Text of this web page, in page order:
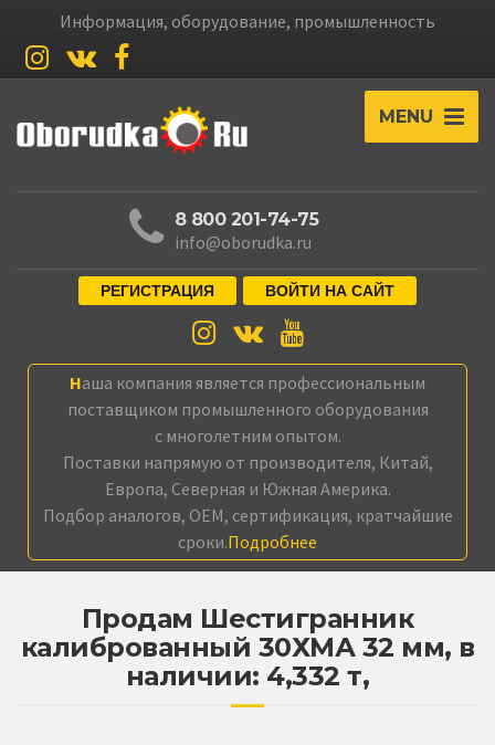
Информация, оборудование, промышленность
MENU
8 800 201-74-75
info@oborudka.ru
РЕГИСТРАЦИЯ ВОЙТИ НА САЙТ
Наша компания является профессиональным
поставщиком промышленного оборудования
с многолетним опытом.
Поставки напрямую от производителя, Китай,
Европа, Северная и Южная Америка.
Подбор аналогов, OEM, сертификация, кратчайшие
сроки.Подробнее
Продам Шестигранник
калиброванный 30ХМА 32 мм, в
наличии: 4,332 т,